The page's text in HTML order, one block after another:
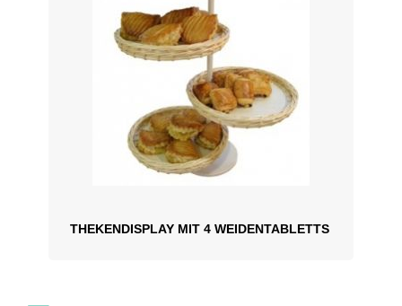
THEKENDISPLAY MIT 4 WEIDENTABLETTS